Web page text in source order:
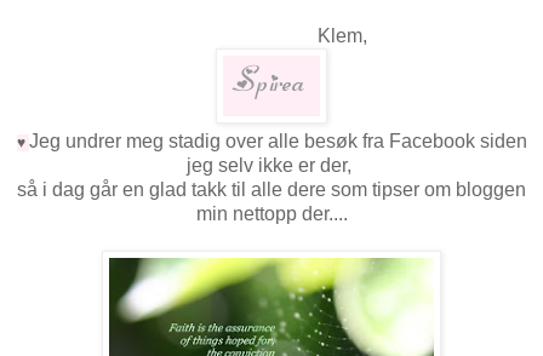
Klem,
♥ Jeg undrer meg stadig over alle besøk fra Facebook siden
jeg selv ikke er der,
så i dag går en glad takk til alle dere som tipser om bloggen
min nettopp der....